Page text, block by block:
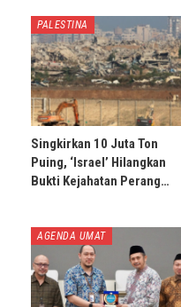
PALESTINA
Singkirkan 10 Juta Ton
Puing, ‘Israel’ Hilangkan
Bukti Kejahatan Perang…
AGENDA UMAT